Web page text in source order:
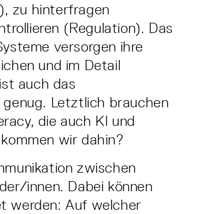
zu hinterfragen
(Regulation). Das
versorgen ihre
und im Detail
auch das
Letztlich brauchen
die auch KI und
wir dahin?
zwischen
innen. Dabei können
werden: Auf welcher